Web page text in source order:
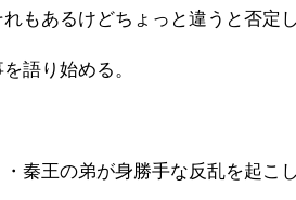
もあるけどちょっと違うと否定し
語り始める。
秦王の弟が身勝手な反乱を起こし